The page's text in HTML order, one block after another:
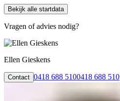
Bekijk alle startdata
Vragen of advies nodig?
Ellen Gieskens
Contact 0418 688 5100418 688 510